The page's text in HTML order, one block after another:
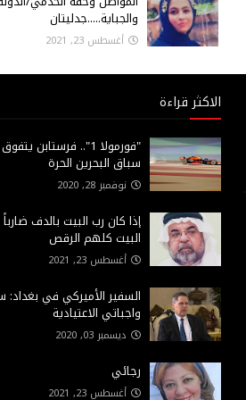
والجباية.....جدليتان
أغسطس 23, 2021
الاكثر قراءة
"فورمولا 1".. فرستابن
سباق البحرين الحرة
نوفمبر 28, 2020
إذا كان رب البيت بالدف
البيت كلهم الرقص
أغسطس 23, 2021
السفير الأميركي في بغداد:
واجباتي الاعتيادية
ديسمبر 03, 2020
رجائي
أغسطس 23, 2021